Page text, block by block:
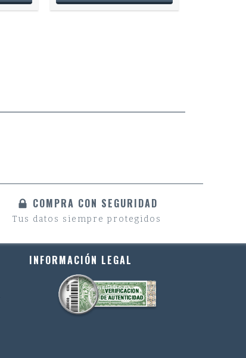
COMPRA CON SEGURIDAD
Tus datos siempre protegidos
INFORMACIÓN LEGAL